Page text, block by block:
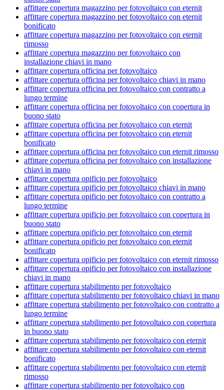
affittare copertura magazzino per fotovoltaico con eternit
affittare copertura magazzino per fotovoltaico con eternit
bonificato
affittare copertura magazzino per fotovoltaico con eternit
rimosso
affittare copertura magazzino per fotovoltaico con
installazione chiavi in mano
affittare copertura officina per fotovoltaico
affittare copertura officina per fotovoltaico chiavi in mano
affittare copertura officina per fotovoltaico con contratto a
lungo termine
affittare copertura officina per fotovoltaico con copertura in
buono stato
affittare copertura officina per fotovoltaico con eternit
affittare copertura officina per fotovoltaico con eternit
bonificato
affittare copertura officina per fotovoltaico con eternit rimosso
affittare copertura officina per fotovoltaico con installazione
chiavi in mano
affittare copertura opificio per fotovoltaico
affittare copertura opificio per fotovoltaico chiavi in mano
affittare copertura opificio per fotovoltaico con contratto a
lungo termine
affittare copertura opificio per fotovoltaico con copertura in
buono stato
affittare copertura opificio per fotovoltaico con eternit
affittare copertura opificio per fotovoltaico con eternit
bonificato
affittare copertura opificio per fotovoltaico con eternit rimosso
affittare copertura opificio per fotovoltaico con installazione
chiavi in mano
affittare copertura stabilimento per fotovoltaico
affittare copertura stabilimento per fotovoltaico chiavi in mano
affittare copertura stabilimento per fotovoltaico con contratto a
lungo termine
affittare copertura stabilimento per fotovoltaico con copertura
in buono stato
affittare copertura stabilimento per fotovoltaico con eternit
affittare copertura stabilimento per fotovoltaico con eternit
bonificato
affittare copertura stabilimento per fotovoltaico con eternit
rimosso
affittare copertura stabilimento per fotovoltaico con